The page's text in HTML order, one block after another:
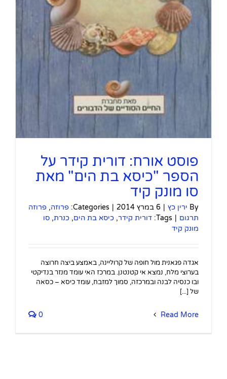
פוסט אורח: דורית קידר על
הספר "כיסא בת הים" מאת
סו מונק קיד
By ירין כץ | 6 במרץ 2014 |
Categories: פרוזה, פרוזה
תרגום |
Tags: דורית קידר, כיסא בת הים, כנרת, סו
מונק קיד
אגדה פגאנית מול חופה של קרוליינה, באמצע ביצה חרוצה
בערוצי מלח, נמצא אי קטנטנן. במרכז האי עומד מנזר בנדיקטי
ובו כנסיה לבנה ובמרכזה, סמוך למזבח, עומד כיסא – כסאה
של [...]
Read More
0